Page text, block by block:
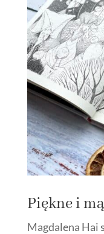
Piękne i
Magdalena Hai